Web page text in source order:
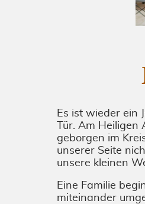
Es ist wieder ein
Tür. Am
geborgen im
unserer Seite
unsere kleinen
Eine Familie
miteinander